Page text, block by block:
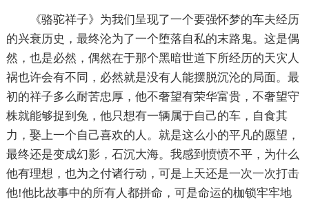
《骆驼祥子》为我们呈现了一个要强怀梦的车夫经历
的兴衰历史，最终沦为了一个堕落自私的末路鬼。这是偶
然，也是必然，偶然在于那个黑暗世道下所经历的天灾人
祸也许会有不同，必然就是没有人能摆脱沉沦的局面。最
初的祥子多么耐苦忠厚，他不奢望有荣华富贵，不奢望守
株就能够捉到兔，他只想有一辆属于自己的车，自食其
力，娶上一个自己喜欢的人。就是这么小的平凡的愿望，
最终还是变成幻影，石沉大海。我感到愤愤不平，为什么
他有理想，也为之付诸行动，可是上天还是一次一次打击
他!他比故事中的所有人都拼命，可是命运的枷锁牢牢地